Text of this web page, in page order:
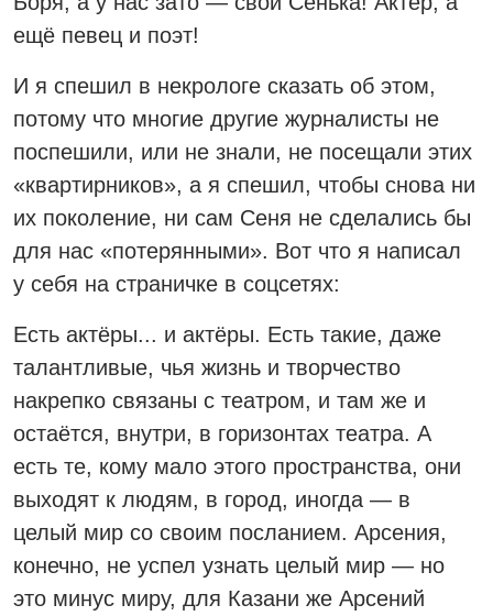
ещё певец и поэт!
И я спешил в некрологе сказать об этом,
потому что многие другие журналисты не
поспешили, или не знали, не посещали этих
«квартирников», а я спешил, чтобы снова ни
их поколение, ни сам Сеня не сделались бы
для нас «потерянными». Вот что я написал
у себя на страничке в соцсетях:
Есть актёры... и актёры. Есть такие, даже
талантливые, чья жизнь и творчество
накрепко связаны с театром, и там же и
остаётся, внутри, в горизонтах театра. А
есть те, кому мало этого пространства, они
выходят к людям, в город, иногда — в
целый мир со своим посланием. Арсения,
конечно, не успел узнать целый мир — но
это минус миру, для Казани же Арсений